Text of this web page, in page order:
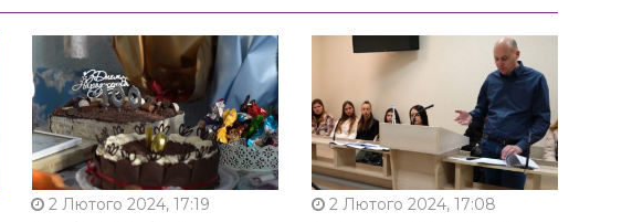
2 Лютого 2024, 17:19
2 Лютого 2024, 17:08